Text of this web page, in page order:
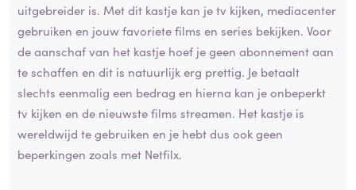
uitgebreider is. Met dit kastje kan je tv kijken, mediacenter
gebruiken en jouw favoriete films en series bekijken. Voor
de aanschaf van het kastje hoef je geen abonnement aan
te schaffen en dit is natuurlijk erg prettig. Je betaalt
slechts eenmalig een bedrag en hierna kan je onbeperkt
tv kijken en de nieuwste films streamen. Het kastje is
wereldwijd te gebruiken en je hebt dus ook geen
beperkingen zoals met Netfilx.